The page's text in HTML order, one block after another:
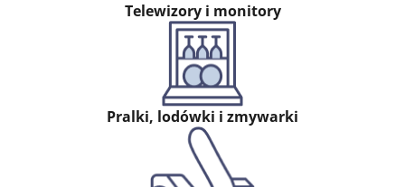
Telewizory i monitory
Pralki, lodówki i zmywarki